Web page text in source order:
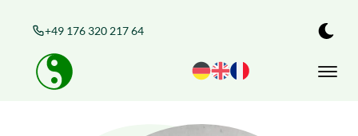
+49 176 320 217 64